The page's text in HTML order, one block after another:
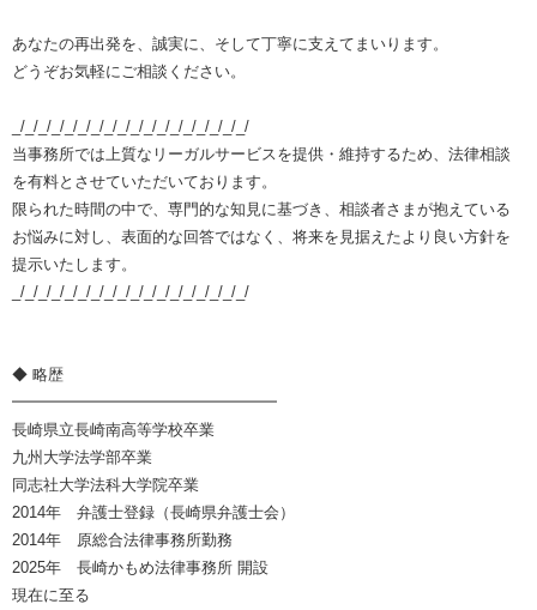
あなたの再出発を、誠実に、そして丁寧に支えてまいります。
どうぞお気軽にご相談ください。
_/_/_/_/_/_/_/_/_/_/_/_/_/_/_/_/_/_/
当事務所では上質なリーガルサービスを提供・維持するため、法律相談
を有料とさせていただいております。
限られた時間の中で、専門的な知見に基づき、相談者さまが抱えている
お悩みに対し、表面的な回答ではなく、将来を見据えたより良い方針を
提示いたします。
_/_/_/_/_/_/_/_/_/_/_/_/_/_/_/_/_/_/
◆ 略歴
━━━━━━━━━━━━━━━━━
長崎県立長崎南高等学校卒業
九州大学法学部卒業
同志社大学法科大学院卒業
2014年 弁護士登録（長崎県弁護士会）
2014年 原総合法律事務所勤務
2025年 長崎かもめ法律事務所 開設
現在に至る